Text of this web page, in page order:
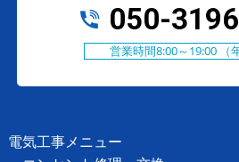
050-
営業時間8:00～19:00 （
電気工事メニュー